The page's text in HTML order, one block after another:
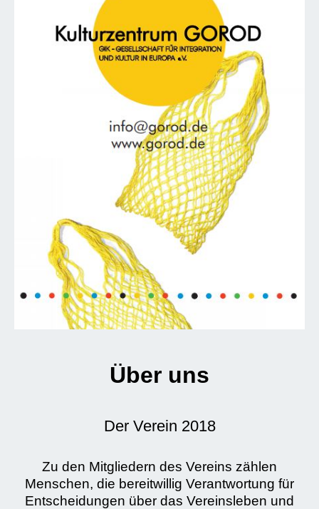
Über uns
Der Verein 2018
Zu den Mitgliedern des Vereins zählen
Menschen, die bereitwillig Verantwortung für
Entscheidungen über das Vereinsleben und